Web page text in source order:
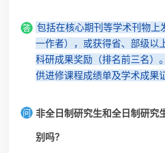
答 包括在核心期刊等学术刊物上
一作者），或获得省、部级以
科研成果奖励（排名前三名）
供进修课程成绩单及学术成果
问 非全日制研究生和全日制研究
别吗？